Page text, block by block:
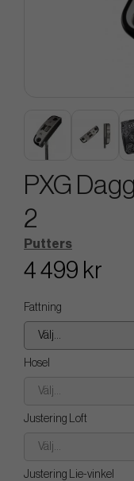
PXG
2
Putters
4 499 kr
Fattning
Välj...
Hosel
Välj...
Justering Loft
Välj...
Justering Lie-vinkel